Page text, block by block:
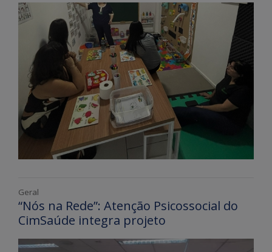
Geral
“Nós na Rede”: Atenção Psicossocial do
CimSaúde integra projeto